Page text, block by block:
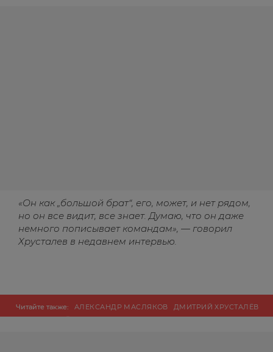
«Он как „большой брат“, его, может, и нет рядом,
но он все видит, все знает. Думаю, что он даже
немного пописывает командам», — говорил
Хрусталев в недавнем интервью.
Читайте также: АЛЕКСАНДР МАСЛЯКОВ
ДМИТРИЙ ХРУСТАЛЁВ